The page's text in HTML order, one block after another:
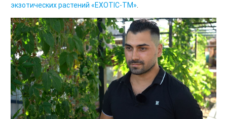
экзотическихрастений «EXOTIC-TM».